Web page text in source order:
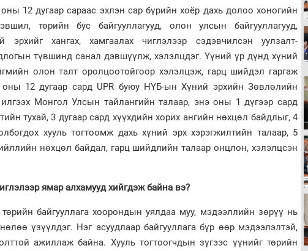
12 дугаар сараас эхлэн сар бүрийн хоёр дахь долоо хоногийн
төрийн бус байгууллагууд, олон улсын байгууллагууд,
эрхийг хангах, хамгаалах чиглэлээр сэдэвчилсэн уулзалт-
түвшинд санал дэвшүүлж, хэлэлцдэг. Үүний үр дүнд хүний
олон талт оролцоотойгоор хэлэлцэж, гарц шийдэл гаргаж
оны 12 дугаар сард UPR буюу НҮБ-ын Хүний эрхийн Зөвлөлийн
Монгол Улсын тайлангийн талаар, энэ оны 1 дүгээр сард
тухай, 3 дугаар сард хүүхдийн хорих ангийн нөхцөл байдлыг, 4
хууль тогтоомж дахь хүний эрх хэрэгжилтийн талаар, 5
нөхцөл байдал, гарц шийдлийн талаар онцлон, хэлэлцсэн
ямар алхамууд хийгдэж байна вэ?
байгууллага хоорондын уялдаа муу, мэдээллийн зөрүү нь
үзүүлдэг. Нэг асуудлаар байгууллага бүр өөр мэдээлэлтэй,
ажиллаж байна. Хууль тогтоогчдын зүгээс үүнийг төрийн